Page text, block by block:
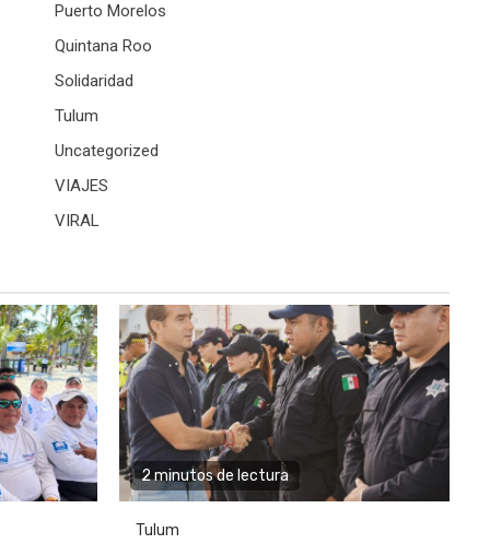
Puerto Morelos
Quintana Roo
Solidaridad
Tulum
Uncategorized
VIAJES
VIRAL
2 minutos de lectura
Tulum